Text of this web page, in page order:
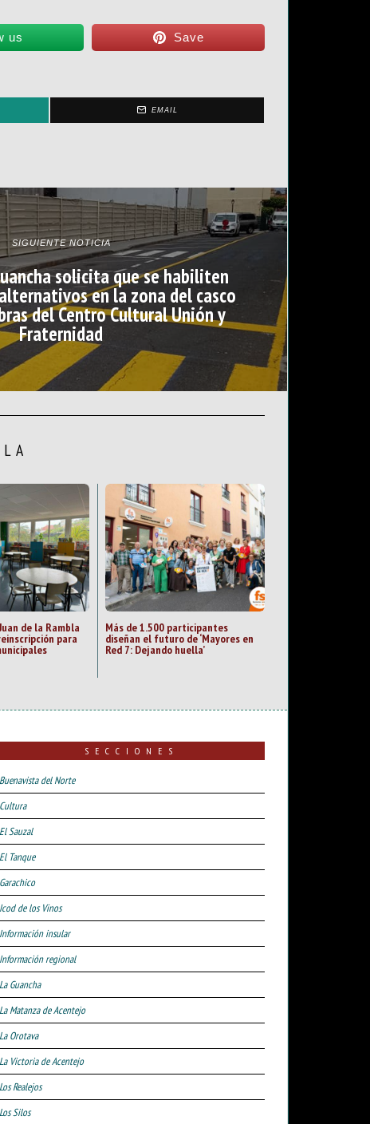
us Save
EMAIL
SIGUIENTE NOTICIA
solicita que se habiliten
en la zona del casco
del Centro Cultural Unión y
Fraternidad
de la Rambla
para
Más de 1.500 participantes
diseñan el futuro de ‘Mayores en
Red 7: Dejando huella’
SECCIONES
Buenavista del Norte
Cultura
El Sauzal
El Tanque
Garachico
Icod de los Vinos
Información insular
Información regional
La Guancha
La Matanza de Acentejo
La Orotava
La Victoria de Acentejo
Los Realejos
Los Silos